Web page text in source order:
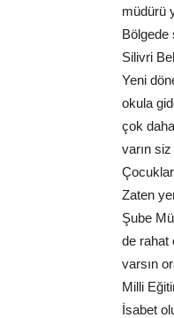
müdürü
Bölgede
Silivri
Yeni
okula
çok
varın
Zaten
Şube
de rahat
varsın
Milli
İsabet